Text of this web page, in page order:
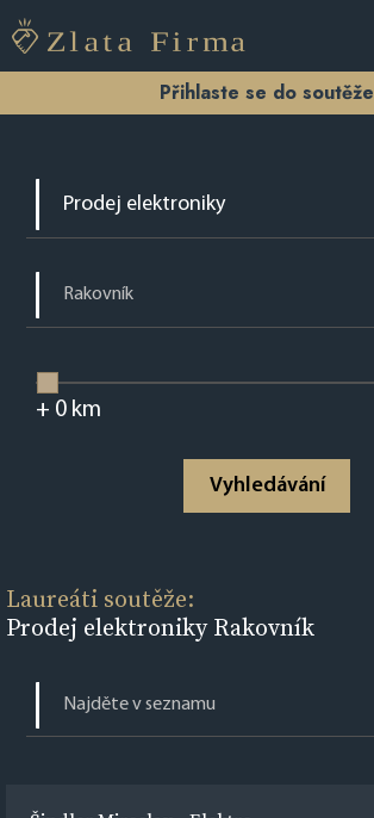
Přihlaste se do soutěže
+ 0km
Vyhledávání
Laureáti soutěže:
Prodej elektroniky Rakovník